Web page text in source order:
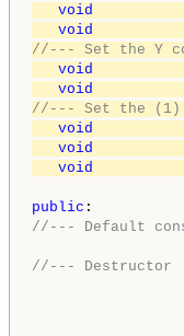
void
void
//--- Set the Y
void
void
//--- Set the (1)
void
void
void
public
//--- Default
//--- Destructor